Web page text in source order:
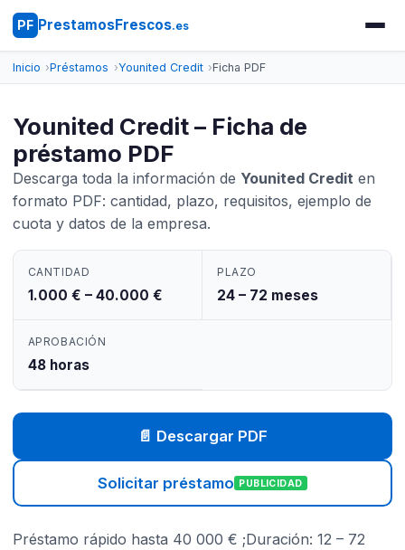
PF PrestamosFrescos.es
Inicio Préstamos Younited Credit Ficha PDF
Younited Credit – Ficha de
préstamo PDF
Descarga toda la información de Younited Crediten
formato PDF: cantidad, plazo, requisitos, ejemplo de
cuota y datos de la empresa.
CANTIDAD
1.000 € – 40.000 €
PLAZO
24 – 72 meses
APROBACIÓN
48 horas
📄 Descargar PDF
Solicitar préstamo PUBLICIDAD
Préstamo rápido hasta 40 000 € ;Duración: 12 – 72